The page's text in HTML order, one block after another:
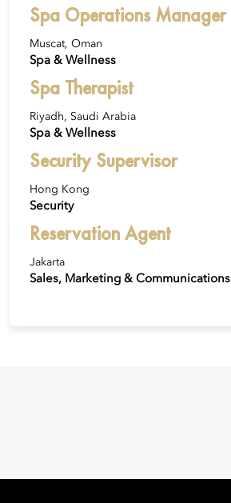
Spa Operations Manager
Muscat, Oman
Spa & Wellness
Spa Therapist
Riyadh, Saudi Arabia
Spa & Wellness
Security Supervisor
Hong Kong
Security
Reservation Agent
Jakarta
Sales, Marketing & Communications